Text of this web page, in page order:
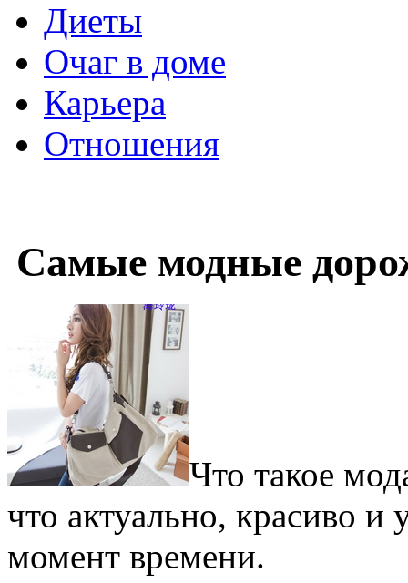
Диеты
Очаг в доме
Карьера
Отношения
Самые модные
Что такое
что актуально, красиво
момент времени.